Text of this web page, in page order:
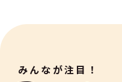
みんなが注目！